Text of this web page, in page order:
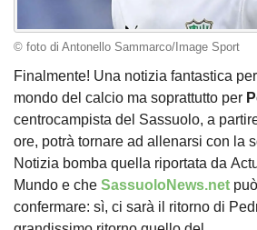
© foto di Antonello Sammarco/Image Sport
Finalmente! Una notizia fantastica per
mondo del calcio ma soprattutto per
centrocampista del Sassuolo, a
ore, potrà tornare ad allenarsi con la
Notizia bomba quella riportata da
Mundo e che SassuoloNews.net
confermare: sì, ci sarà il ritorno di